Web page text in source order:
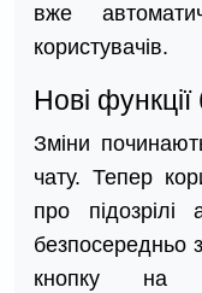
вже
користувачів.
Нові
Зміни
чату. Тепер
про підозрілі
безпосередньо
кнопку на